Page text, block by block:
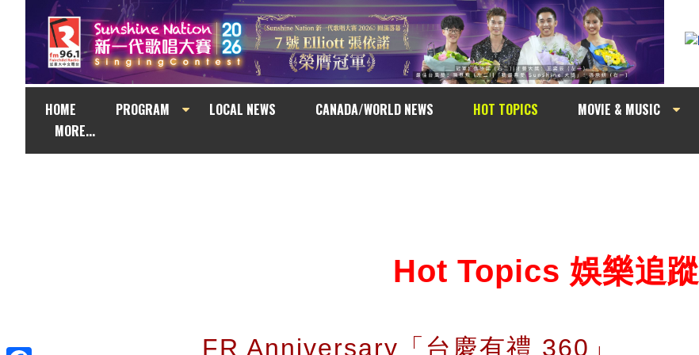
HOME PROGRAM LOCAL NEWS CANADA/WORLD NEWS HOT TOPICS MOVIE & MUSIC
MORE...
Hot Topics 娛樂追蹤
FR Anniversary「台慶有禮 360」